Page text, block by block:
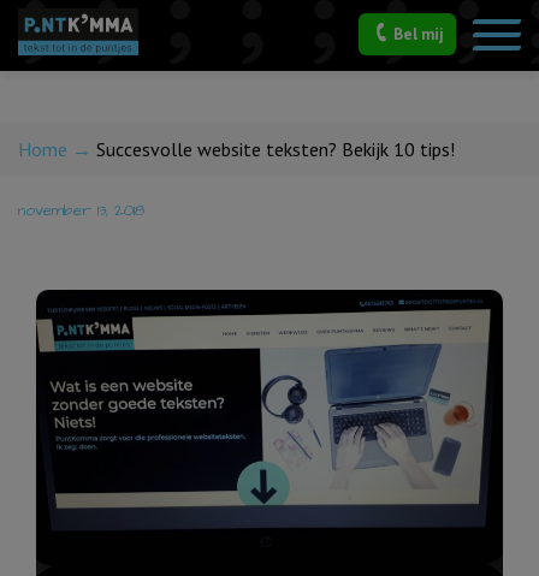
Bel mij
Succesvolle website
teksten? Bekijk 10 tips!
Home → Succesvolle website teksten? Bekijk 10 tips!
november 13, 2018